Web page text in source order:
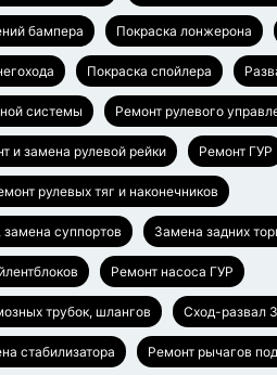
бампера Покраска лонжерона
Покраска спойлера
системы Ремонт рулевого
и замена рулевой рейки Ремонт ГУР
рулевых тяг и наконечников
замена суппортов Замена задних
Ремонт насоса ГУР
трубок, шлангов Сход-развал
стабилизатора Ремонт рычагов